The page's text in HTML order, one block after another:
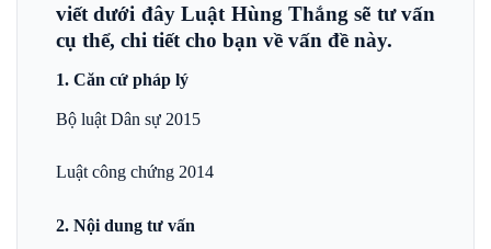
viết dưới đây Luật Hùng Thắng sẽ tư vấn
cụ thể, chi tiết cho bạn về vấn đề này.
1. Căn cứ pháp lý
Bộ luật Dân sự 2015
Luật công chứng 2014
2. Nội dung tư vấn